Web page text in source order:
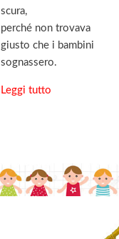
scura,
perché non trovava
giusto che i bambini
sognassero.
Leggi tutto